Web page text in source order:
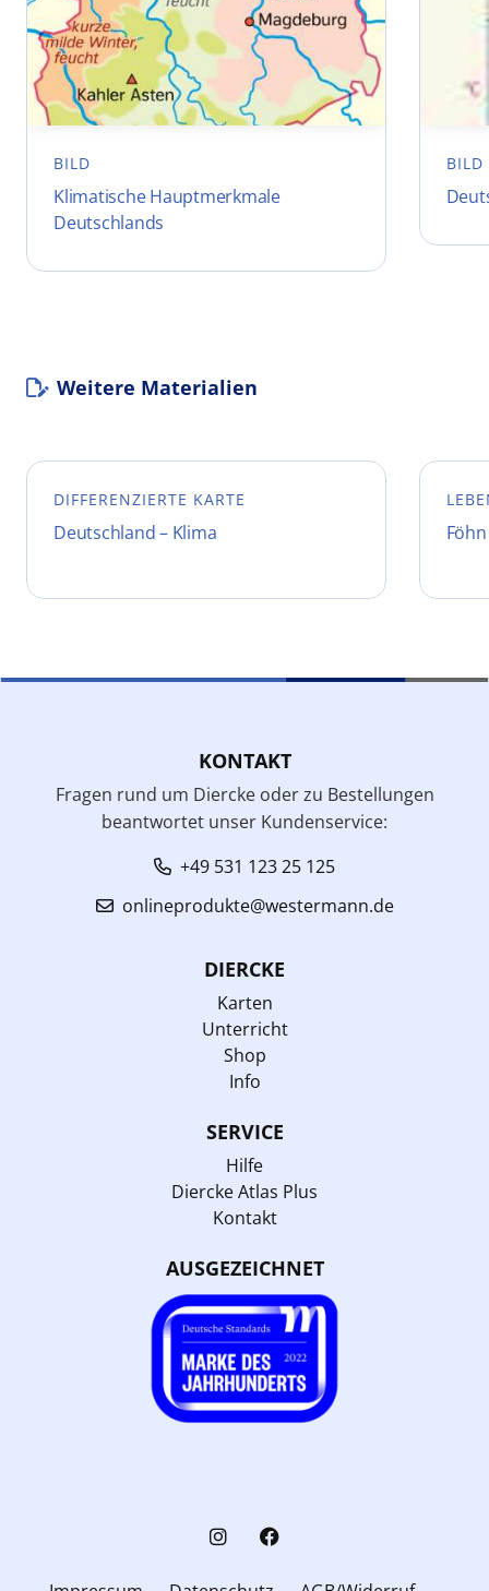
BILD
Klimatische Hauptmerkmale
Deutschlands
BILD
Weitere Materialien
DIFFERENZIERTE KARTE
Deutschland – Klima Föhn
KONTAKT
Fragen rund um Diercke oder zu Bestellungen
beantwortet unser Kundenservice:
+49 531 123 25 125
onlineprodukte@westermann.de
DIERCKE
Karten
Unterricht
Shop
Info
SERVICE
Hilfe
Diercke Atlas Plus
Kontakt
AUSGEZEICHNET